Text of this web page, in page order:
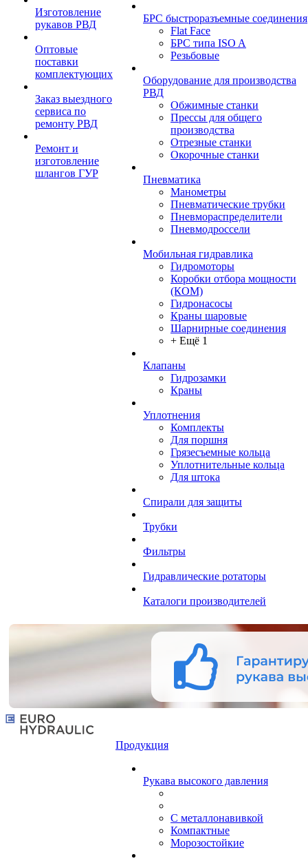
Изготовление
рукавов РВД
Оптовые
поставки
комплектующих
Заказ выездного
сервиса по
ремонту РВД
Ремонт и
изготовление
шлангов ГУР
БРС быстроразъемные соединения
Flat Face
БРС типа ISO A
Резьбовые
Оборудование для производства
РВД
Обжимные станки
Прессы для общего
производства
Отрезные станки
Окорочные станки
Пневматика
Манометры
Пневматические трубки
Пневмораспределители
Пневмодроссели
Мобильная гидравлика
Гидромоторы
Коробки отбора мощности
(КОМ)
Гидронасосы
Краны шаровые
Шарнирные соединения
+ Ещё 1
Клапаны
Гидрозамки
Краны
Уплотнения
Комплекты
Для поршня
Грязесъемные кольца
Уплотнительные кольца
Для штока
Спирали для защиты
Трубки
Фильтры
Гидравлические ротаторы
Каталоги производителей
Продукция
Рукава высокого давления
С металлонавивкой
Компактные
Морозостойкие